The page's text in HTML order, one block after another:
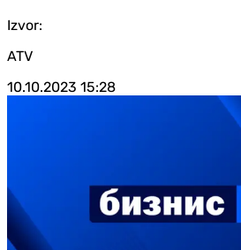
Izvor:
ATV
10.10.2023 15:28